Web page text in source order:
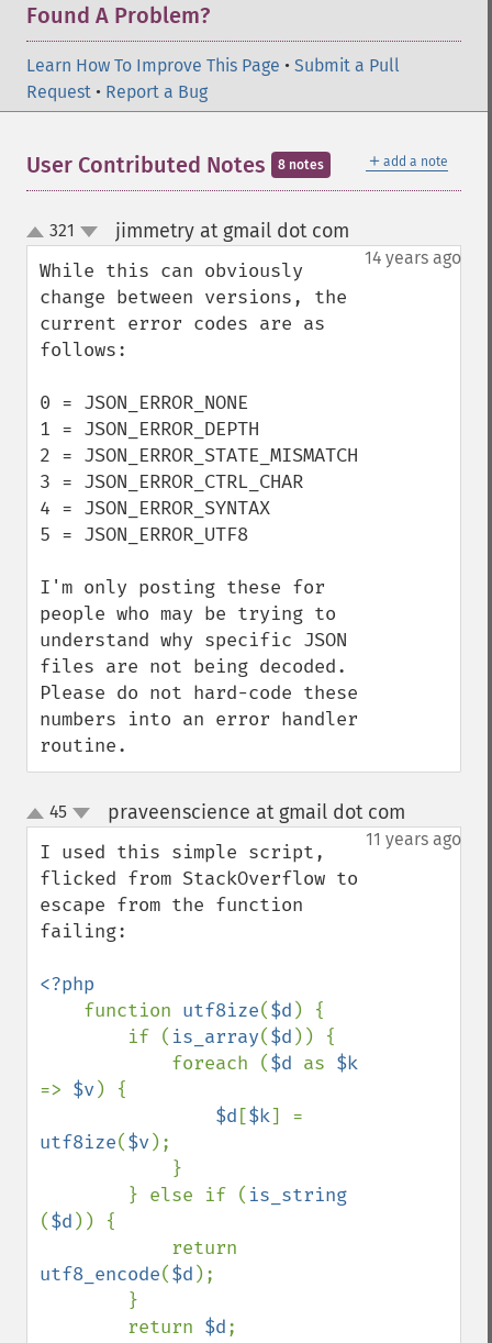
Found A Problem?
Learn How To Improve This Page • Submit a Pull
Request • Report a Bug
＋ add a note
User Contributed Notes 8 notes
up
down
321 jimmetry at gmail dot com
14 years ago
While this can obviously
change between versions, the
current error codes are as
follows:
0 = JSON_ERROR_NONE
1 = JSON_ERROR_DEPTH
2 = JSON_ERROR_STATE_MISMATCH
3 = JSON_ERROR_CTRL_CHAR
4 = JSON_ERROR_SYNTAX
5 = JSON_ERROR_UTF8
I'm only posting these for
people who may be trying to
understand why specific JSON
files are not being decoded.
Please do not hard-code these
numbers into an error handler
routine.
up
down
45 praveenscience at gmail dot com
11 years ago
I used this simple script,
flicked from StackOverflow to
escape from the function
failing:
<?php
function utf8ize($d ) {
        if (
is_array($d )) {
            foreach (
$d as
=> $v) {
$d [$k
utf8ize($v);
        } else if (
($d )) {
utf8_encode($d );
        return
$d;